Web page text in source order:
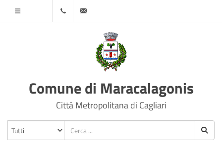
protocollo@comune.maracalagonis.ca.it
Comune di Maracalagonis
Città Metropolitana di Cagliari